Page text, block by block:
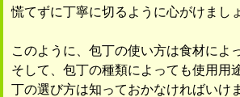
慌てずに丁寧に切るように心がけまし
このように、包丁の使い方は食材によ
そして、包丁の種類によっても使用用
丁の選び方は知っておかなければいけ